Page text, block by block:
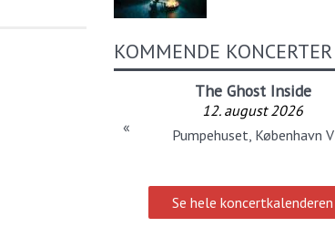
KOMMENDE KONCERTER
The Ghost Inside
12. august 2026
Pumpehuset, København V
«
Se hele koncertkalenderen